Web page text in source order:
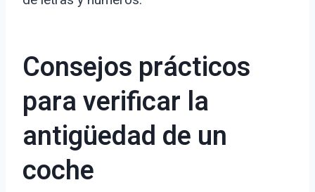
Consejos prácticos
para verificar la
antigüedad de un
coche